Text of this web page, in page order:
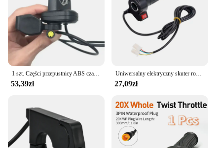
1 szt. Części przepustnicy ABS czarne elementy rowerowe E-rower dla silnikiem Bafang BBS01/02 kierownica lewa/prawa
53,39zł
Uniwersalny elektryczny skuter rowerowy skręcany przepustnica wysoki średni niska prędkość do przodu wsteczny uchwyt przyspieszenia przepustnicy ABS
27,09zł